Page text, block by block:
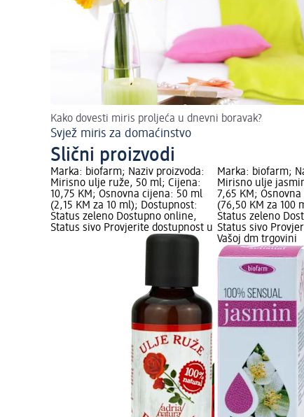
Kako dovesti miris proljeća u dnevni boravak?
Svjež miris za domaćinstvo
Slični proizvodi
Marka: biofarm; Naziv proizvoda:
Mirisno ulje ruže, 50 ml; Cijena:
10,75 KM; Osnovna cijena: 50 ml
(2,15 KM za 10 ml); Dostupnost:
Status zeleno Dostupno online,
Status sivo Provjerite dostupnost u
Marka: biofarm;
Mirisno ulje
7,65 KM;
(76,50 KM za 100
Status zeleno
Status sivo
Vašoj dm trgovini